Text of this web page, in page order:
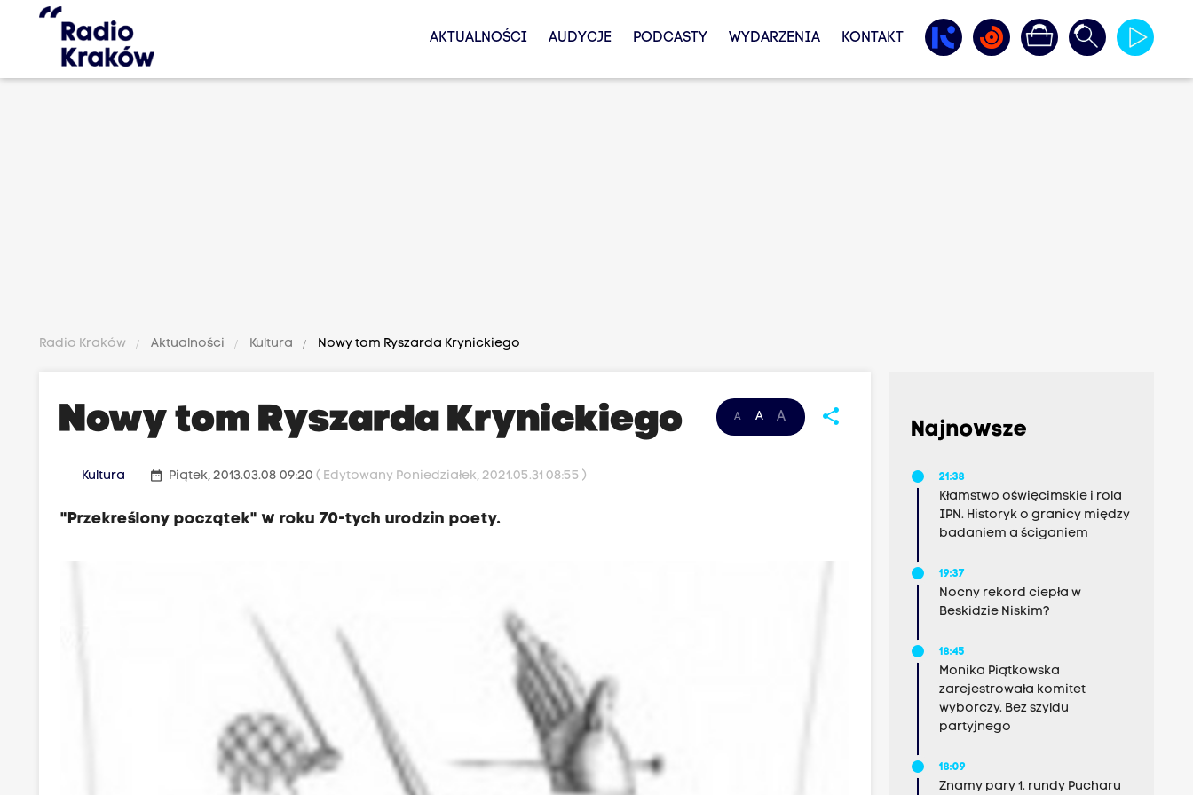
AKTUALNOŚCI AUDYCJE PODCASTY WYDARZENIA KONTAKT
Radio Kraków Aktualności Kultura Nowy tom Ryszarda Krynickiego
A A A share
Nowy tom Ryszarda Krynickiego
Kultura date_range Piątek, 2013.03.08 09:20( Edytowany Poniedziałek, 2021.05.31 08:55 )
"Przekreślony początek" w roku 70-tych urodzin poety.
Najnowsze
21:38
Kłamstwo oświęcimskie i rola
IPN. Historyk o granicy między
badaniem a ściganiem
19:37
Nocny rekord ciepła w
Beskidzie Niskim?
18:45
Monika Piątkowska
zarejestrowała komitet
wyborczy. Bez szyldu
partyjnego
18:09
Znamy pary 1. rundy Pucharu